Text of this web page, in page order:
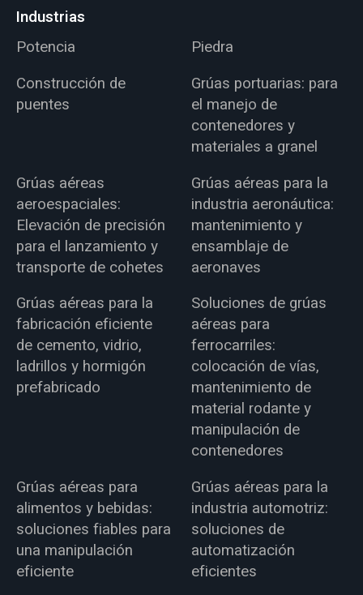
Industrias
Potencia
Piedra
Construcción de
puentes
Grúas portuarias: para
el manejo de
contenedores y
materiales a granel
Grúas aéreas
aeroespaciales:
Elevación de precisión
para el lanzamiento y
transporte de cohetes
Grúas aéreas para la
industria aeronáutica:
mantenimiento y
ensamblaje de
aeronaves
Grúas aéreas para la
fabricación eficiente
de cemento, vidrio,
ladrillos y hormigón
prefabricado
Soluciones de grúas
aéreas para
ferrocarriles:
colocación de vías,
mantenimiento de
material rodante y
manipulación de
contenedores
Grúas aéreas para
alimentos y bebidas:
soluciones fiables para
una manipulación
eficiente
Grúas aéreas para la
industria automotriz:
soluciones de
automatización
eficientes